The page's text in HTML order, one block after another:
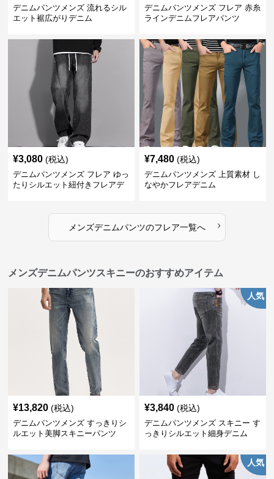
デニムパンツメンズ 流れるシル
エット裾広がりデニム
デニムパンツメンズ フレア 赤糸
ラインデニムフレアパンツ
¥3,080 (税込)
デニムパンツメンズ フレア ゆっ
たりシルエット紐付きフレアデ
¥7,480 (税込)
デニムパンツメンズ 上質素材 し
なやかフレアデニム
メンズデニムパンツのフレア一覧へ ›
メンズデニムパンツスキニーのおすすめアイテム
¥13,820 (税込)
デニムパンツメンズ すっきりシ
ルエット美脚スキニーパンツ
人気
¥3,840 (税込)
デニムパンツメンズ スキニー す
っきりシルエット細身デニム
人気